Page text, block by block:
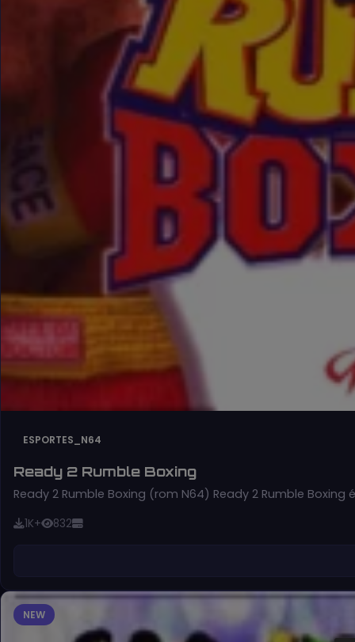
ESPORTES_N64
Ready 2 Rumble Boxing
Ready 2 Rumble Boxing (rom N64) Ready 2 Rumble Boxing
1K+ 832
NEW